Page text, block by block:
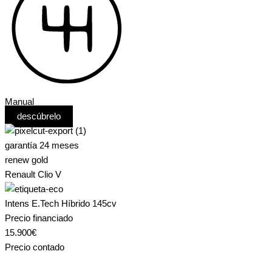
Manual
descúbrelo
garantía 24 meses
renew gold
Renault Clio V
Intens E.Tech Híbrido 145cv
Precio financiado
15.900€
Precio contado